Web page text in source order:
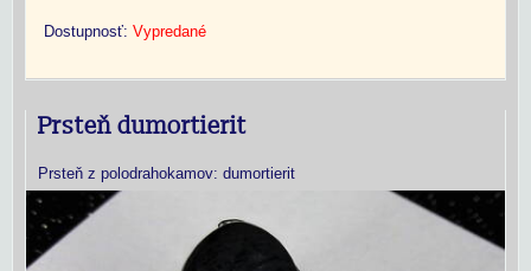
Dostupnosť: Vypredané
Prsteň dumortierit
Prsteň z polodrahokamov: dumortierit